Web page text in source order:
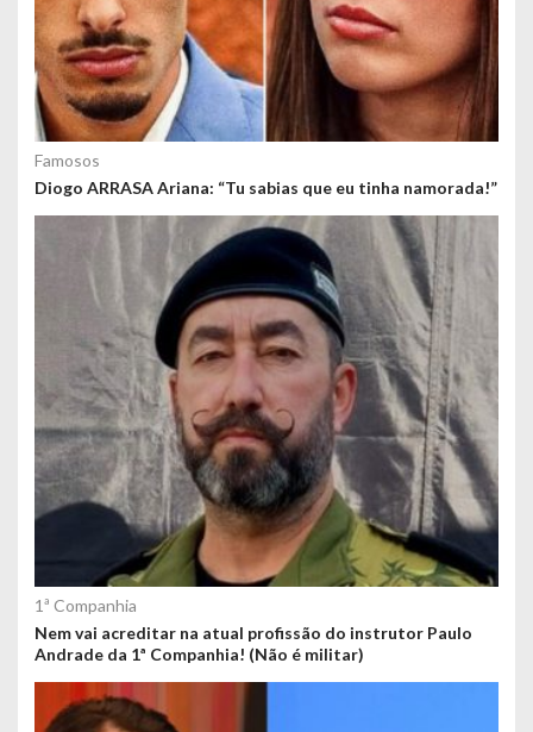
Famosos
Diogo ARRASA Ariana: “Tu sabias que eu tinha namorada!”
1ª Companhia
Nem vai acreditar na atual profissão do instrutor Paulo
Andrade da 1ª Companhia! (Não é militar)